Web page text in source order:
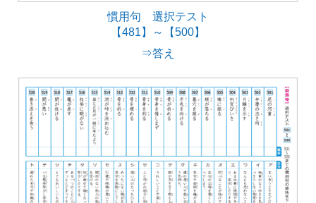
慣用句 選択テスト
【481】～【500】
⇒答え